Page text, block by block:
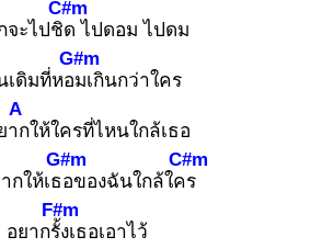
จะไปชิด
C#m
ไปดอม ไปดม
เดิมที่หอม
G#m
เกินกว่าใคร
าก
A
ให้ใครที่ไหนใกล้เธอ
กให้เธอ
G#m
ของฉันใกล้ใคร
C#m
อยากรั้ง
F#m
เธอเอาไว้